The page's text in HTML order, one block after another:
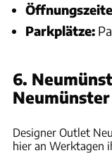
Parkplätze:
6.
Neumünster
Designer Outlet
hier an Werktagen